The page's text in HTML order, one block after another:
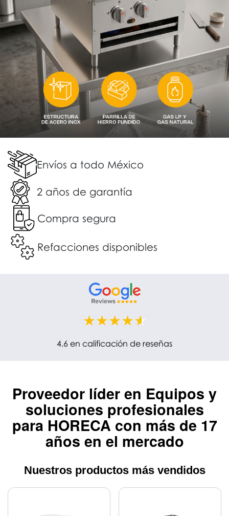
Envíos a todo México
2 años de garantía
Compra segura
Refacciones disponibles
4.6 en calificación de reseñas
Proveedor líder en Equipos y
soluciones profesionales
para HORECA con más de 17
años en el mercado
Nuestros productos más vendidos